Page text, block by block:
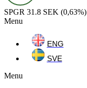
SPGR 31.8 SEK (0,63%)
Menu
ENG
SVE
Menu